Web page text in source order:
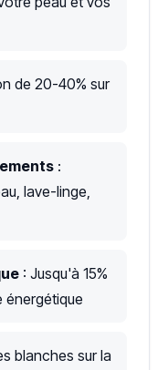
de 20-40% sur
:
lave-linge,
: Jusqu'à 15%
énergétique
blanches sur la